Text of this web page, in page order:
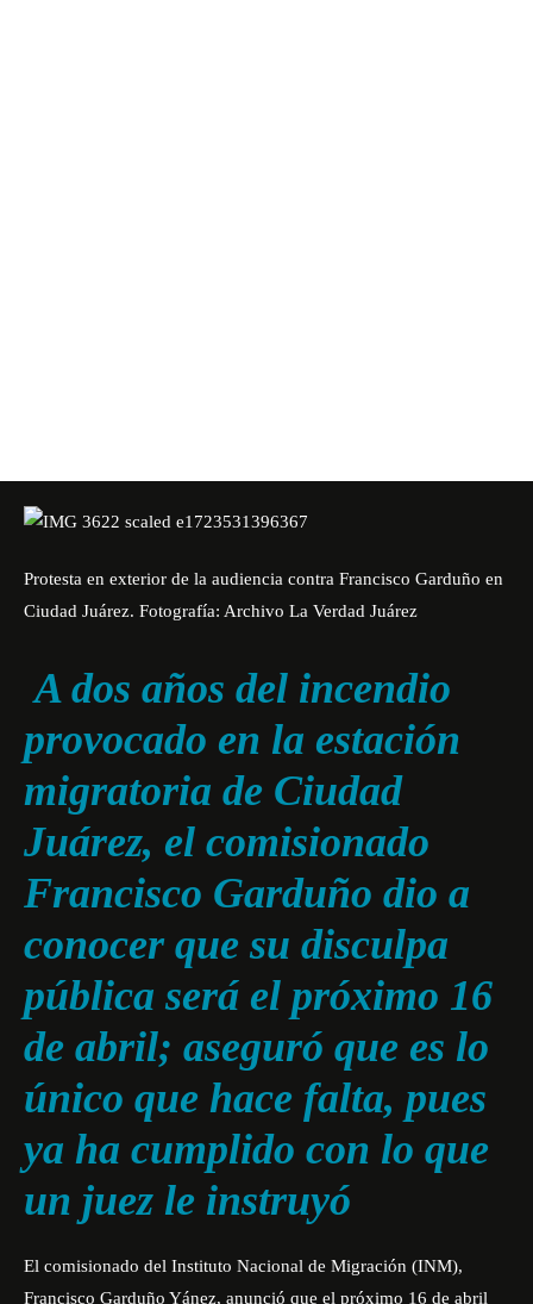
Protesta en exterior de la audiencia contra Francisco Garduño en
Ciudad Juárez. Fotografía: Archivo La Verdad Juárez
A dos años del incendio
provocado en la estación
migratoria de Ciudad
Juárez, el comisionado
Francisco Garduño dio a
conocer que su disculpa
pública será el próximo 16
de abril; aseguró que es lo
único que hace falta, pues
ya ha cumplido con lo que
un juez le instruyó
El comisionado del Instituto Nacional de Migración (INM),
Francisco Garduño Yánez, anunció que el próximo 16 de abril